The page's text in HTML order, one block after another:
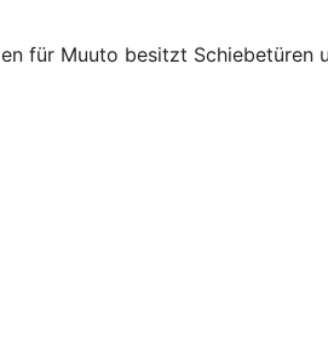
für Muuto besitzt